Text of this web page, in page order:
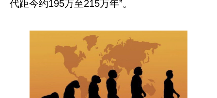
代距今约195万至215万年”。